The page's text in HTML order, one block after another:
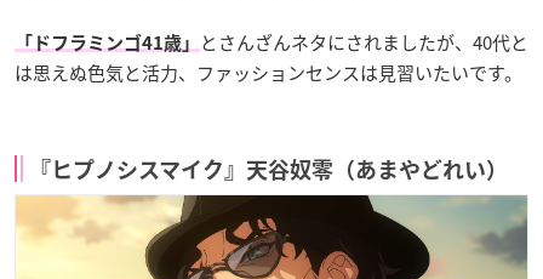
「ドフラミンゴ41歳」
とさんざんネタにされましたが、40代と
は思えぬ色気と活力、ファッションセンスは見習いたいです。
『ヒプノシスマイク』天谷奴零（あまやどれい）